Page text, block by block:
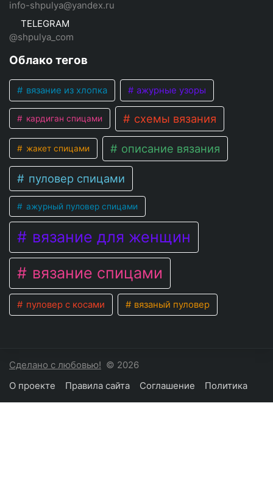
info-shpulya@yandex.ru
TELEGRAM
@shpulya_com
Облако тегов
вязание из хлопка ажурные узоры
кардиган спицами схемы вязания
жакет спицами описание вязания
пуловер спицами
ажурный пуловер спицами
вязание для женщин
вязание спицами
пуловер с косами вязаный пуловер
Сделано с любовью! © 2026
О проекте
Правила сайта Соглашение Политика